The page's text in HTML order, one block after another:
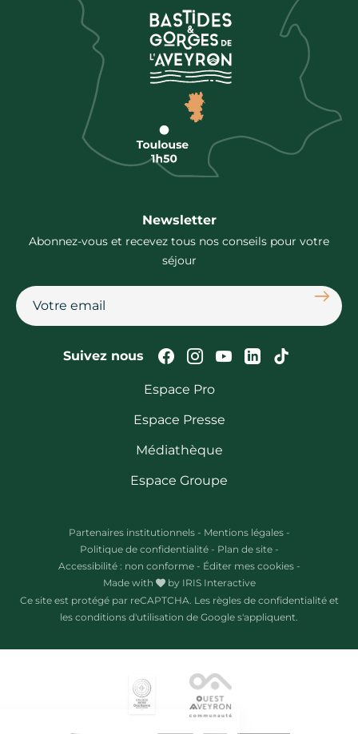
Newsletter
Abonnez-vous et recevez tous nos conseils pour votre
séjour
Suivez nous Suivez-nous sur
Suivez-nous sur
Suivez-nous
Suivez-Suivez-
Espace Pro
Espace Presse
Médiathèque
Espace Groupe
Partenaires institutionnels - Mentions légales -
Politique de confidentialité - Plan de site -
Accessibilité : non conforme - Éditer mes cookies -
Made with
by IRIS Interactive
Ce site est protégé par reCAPTCHA. Les règles de confidentialitéet
les conditions d'utilisation de Google s'appliquent.